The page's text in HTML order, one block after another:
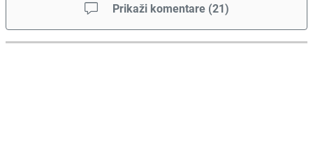
Prikaži komentare (21)